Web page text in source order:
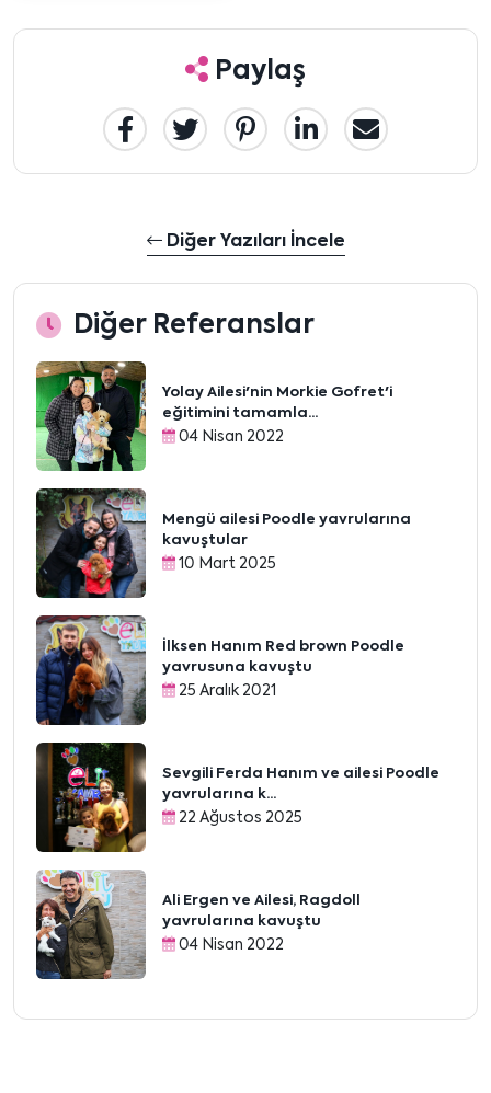
Paylaş
Diğer Yazıları İncele
Diğer Referanslar
Yolay Ailesi'nin Morkie Gofret'i
eğitimini tamamla...
04 Nisan 2022
Mengü ailesi Poodle yavrularına
kavuştular
10 Mart 2025
İlksen Hanım Red brown Poodle
yavrusuna kavuştu
25 Aralık 2021
Sevgili Ferda Hanım ve ailesi Poodle
yavrularına k...
22 Ağustos 2025
Ali Ergen ve Ailesi, Ragdoll
yavrularına kavuştu
04 Nisan 2022